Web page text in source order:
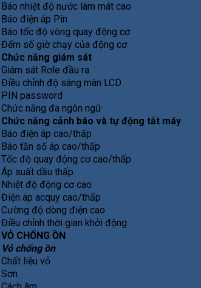
Báo nhiệt độ nước làm mát cao
Báo điện áp Pin
Báo tốc độ vòng quay động cơ
Đếm số giờ chạy của động cơ
Chức năng giám sát
Giám sát Rơle đầu ra
Điều chỉnh độ sáng màn LCD
PIN password
Chức năng đa ngôn ngữ
Chức năng cảnh báo và tự động tắt máy
Báo điện áp cao/thấp
Báo tần số áp cao/thấp
Tốc độ quay động cơ cao/thấp
Áp suất dầu thấp
Nhiệt độ động cơ cao
Điện áp acquy cao/thấp
Cường độ dòng điện cao
Điều chỉnh thời gian khởi động
VỎ CHỐNG ỒN
Vỏ chống ồn
Chất liệu vỏ
Sơn